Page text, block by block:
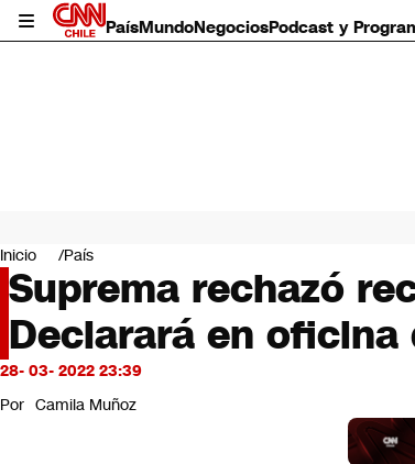
PaísMundoNegociosPodcast y
Mundo
Negocios
Deportes
Programas completos
Cultura
Servicios
Bits
CNN Data
Inicio País
Suprema rechazó
Declarará en
28- 03- 2022 23:39
Por Camila Muñoz